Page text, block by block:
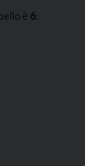
è 6: